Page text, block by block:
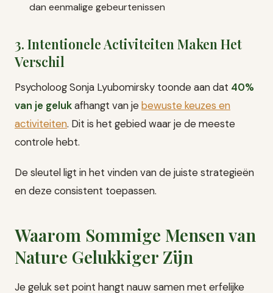
dan eenmalige gebeurtenissen
3. Intentionele Activiteiten Maken Het
Verschil
Psycholoog Sonja Lyubomirsky toonde aan dat 40%
van je gelukafhangt van jebewuste keuzes en
activiteiten. Dit is het gebied waar je de meeste
controle hebt.
De sleutel ligt in het vinden van de juiste strategieën
en deze consistent toepassen.
Waarom Sommige Mensen van
Nature Gelukkiger Zijn
Je geluk set point hangt nauw samen met erfelijke